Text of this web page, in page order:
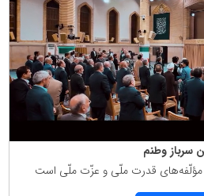
سرباز وطنم
مؤلّفه‌های قدرت ملّی و عزّت ملّی است